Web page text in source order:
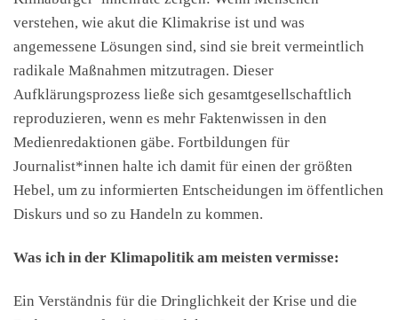
verstehen, wie akut die Klimakrise ist und was
angemessene Lösungen sind, sind sie breit vermeintlich
radikale Maßnahmen mitzutragen. Dieser
Aufklärungsprozess ließe sich gesamtgesellschaftlich
reproduzieren, wenn es mehr Faktenwissen in den
Medienredaktionen gäbe. Fortbildungen für
Journalist*innen halte ich damit für einen der größten
Hebel, um zu informierten Entscheidungen im öffentlichen
Diskurs und so zu Handeln zu kommen.
Was ich in der Klimapolitik am meisten vermisse:
Ein Verständnis für die Dringlichkeit der Krise und die